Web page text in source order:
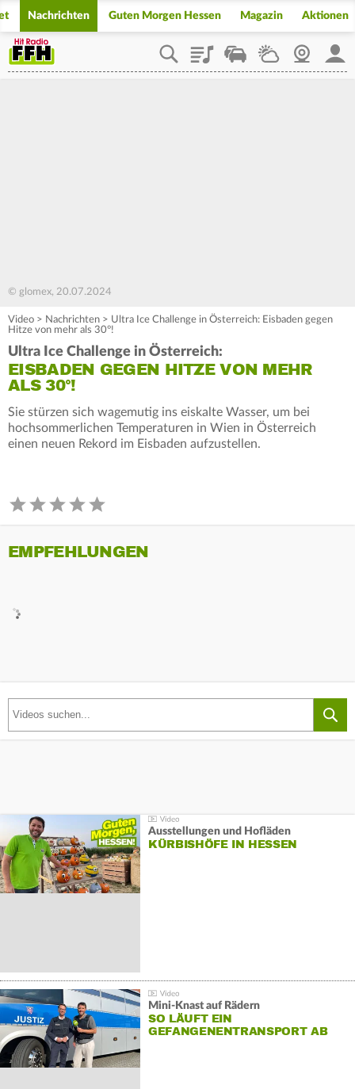
Nachrichten Guten Morgen Hessen Magazin Aktionen
PlaylistStaupilotWetterWebcam
© glomex, 20.07.2024
Video > Nachrichten > Ultra Ice Challenge in Österreich: Eisbaden gegen
Hitze von mehr als 30°!
Ultra Ice Challenge in Österreich:
EISBADEN GEGEN HITZE VON MEHR
ALS 30°!
Sie stürzen sich wagemutig ins eiskalte Wasser, um bei
hochsommerlichen Temperaturen in Wien in Österreich
einen neuen Rekord im Eisbaden aufzustellen.
EMPFEHLUNGEN
Ausstellungen und Hofläden
KÜRBISHÖFE IN HESSEN
Mini-Knast auf Rädern
SO LÄUFT EIN
GEFANGENENTRANSPORT AB